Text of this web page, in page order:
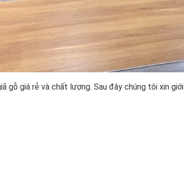
gỗ giá rẻ và chất lượng. Sau đây chúng tôi xin